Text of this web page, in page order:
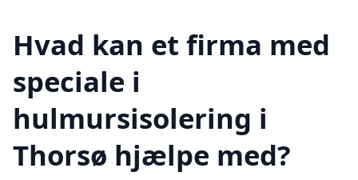
Hvad kan et firma med
speciale i
hulmursisolering i
Thorsø hjælpe med?